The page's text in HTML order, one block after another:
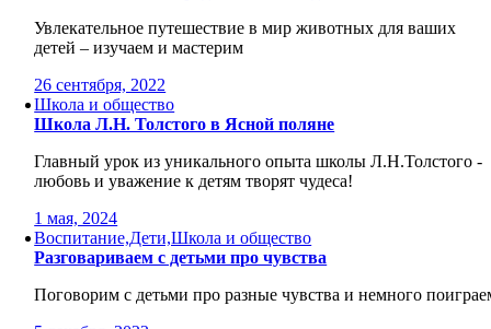
Увлекательное путешествие в мир животных для ваших
детей – изучаем и мастерим
26 сентября, 2022
Школа и общество
Школа Л.Н. Толстого в Ясной поляне
Главный урок из уникального опыта школы Л.Н.Толстого -
любовь и уважение к детям творят чудеса!
1 мая, 2024
Воспитание,Дети,Школа и общество
Разговариваем с детьми про чувства
Поговорим с детьми про разные чувства и немного